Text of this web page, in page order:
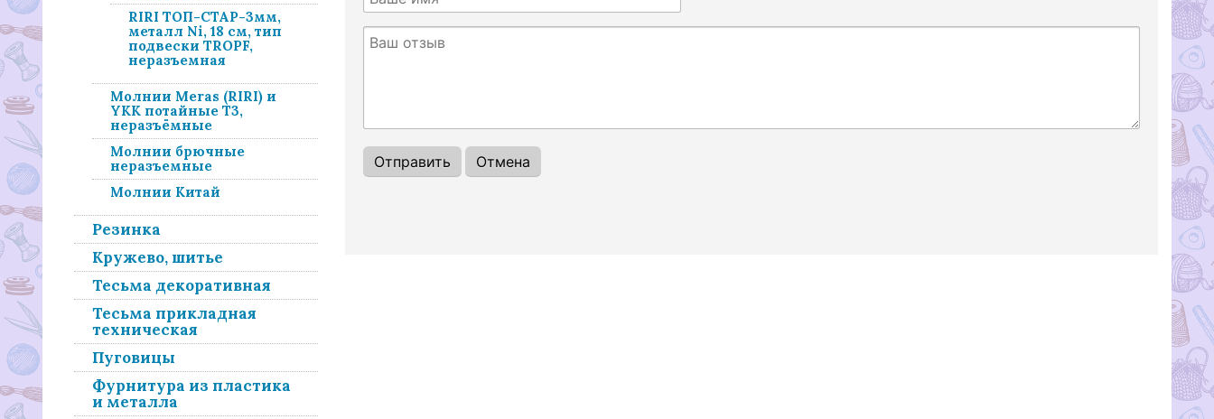
RIRI ТОП-СТАР-3мм,
металл Ni, 18 см, тип
подвески TROPF,
неразъемная
Молнии Meras (RIRI) и
YKK потайные Т3,
неразъёмные
Молнии брючные
неразъемные
Молнии Китай
Резинка
Кружево, шитье
Тесьма декоративная
Тесьма прикладная
техническая
Пуговицы
Фурнитура из пластика
и металла